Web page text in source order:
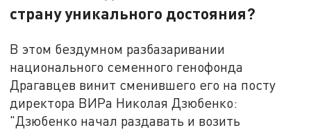
страну уникального достояния?
В этом бездумном разбазаривании
национального семенного генофонда
Драгавцев винит сменившего его на посту
директора ВИРа Николая Дзюбенко:
"Дзюбенко начал раздавать и возить